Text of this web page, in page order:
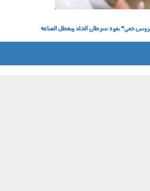
خفي" يقود سرطان الجلد ويعطل المناعة